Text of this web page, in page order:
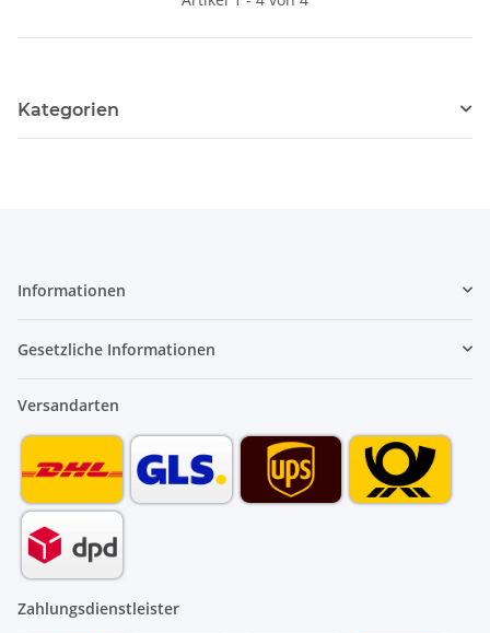
Kategorien
Informationen
Gesetzliche Informationen
Versandarten
Zahlungsdienstleister